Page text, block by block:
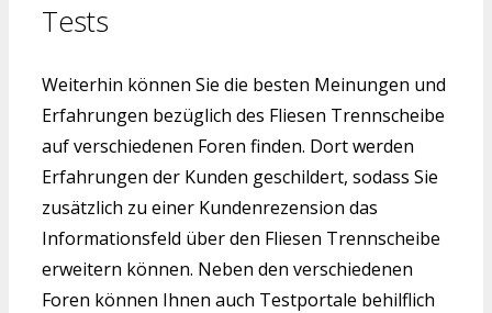
Tests
Weiterhin können Sie die besten Meinungen und
Erfahrungen bezüglich des Fliesen Trennscheibe
auf verschiedenen Foren finden. Dort werden
Erfahrungen der Kunden geschildert, sodass Sie
zusätzlich zu einer Kundenrezension das
Informationsfeld über den Fliesen Trennscheibe
erweitern können. Neben den verschiedenen
Foren können Ihnen auch Testportale behilflich